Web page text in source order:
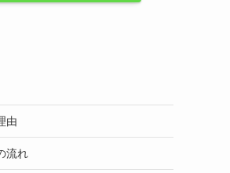
由
流れ